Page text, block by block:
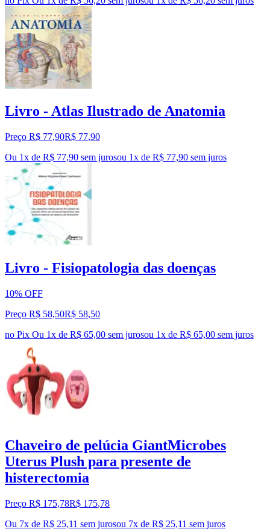
Livro - Atlas Ilustrado de Anatomia
Preço R$ 77,90R$ 77,90
Ou 1x de R$ 77,90 sem jurosou 1x de R$ 77,90 sem juros
Livro - Fisiopatologia das doenças
10% OFF
Preço R$ 58,50R$ 58,50
no Pix Ou 1x de R$ 65,00 sem jurosou 1x de R$ 65,00 sem juros
Chaveiro de pelúcia GiantMicrobes
Uterus Plush para presente de
histerectomia
Preço R$ 175,78R$ 175,78
Ou 7x de R$ 25,11 sem jurosou 7x de R$ 25,11 sem juros